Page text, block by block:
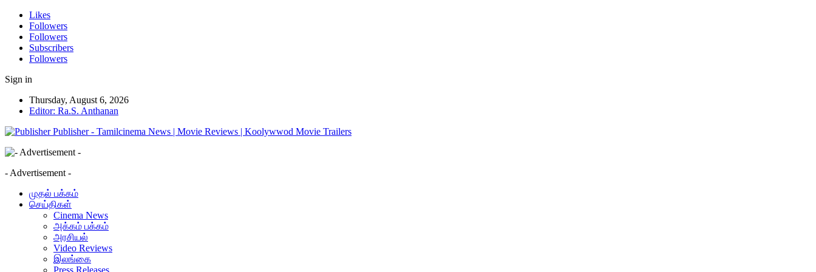
Likes
Followers
Followers
Subscribers
Followers
Sign in
Thursday, August 6, 2026
Editor: Ra.S. Anthanan
Publisher - Tamilcinema News | Movie Reviews | Koolywwod Movie Trailers
- Advertisement -
முதல் பக்கம்
செய்திகள்
Cinema News
அக்கம் பக்கம்
அரசியல்
Video Reviews
இலங்கை
Press Releases